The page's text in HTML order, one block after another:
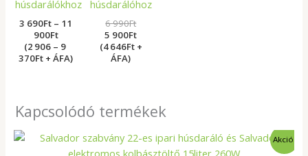
húsdarálókhoz
3 690Ft – 11
900Ft
(2 906 – 9
370Ft + ÁFA)
húsdarálóhoz
6 990Ft
5 900Ft
(4 646Ft +
ÁFA)
Kapcsolódó termékek
Akció!
Original
price
Current